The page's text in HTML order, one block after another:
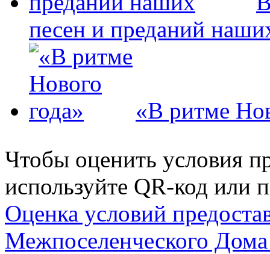
песен и преданий
«В ритме
Чтобы оценить условия
используйте QR-код или
Оценка условий
Межпоселенческого